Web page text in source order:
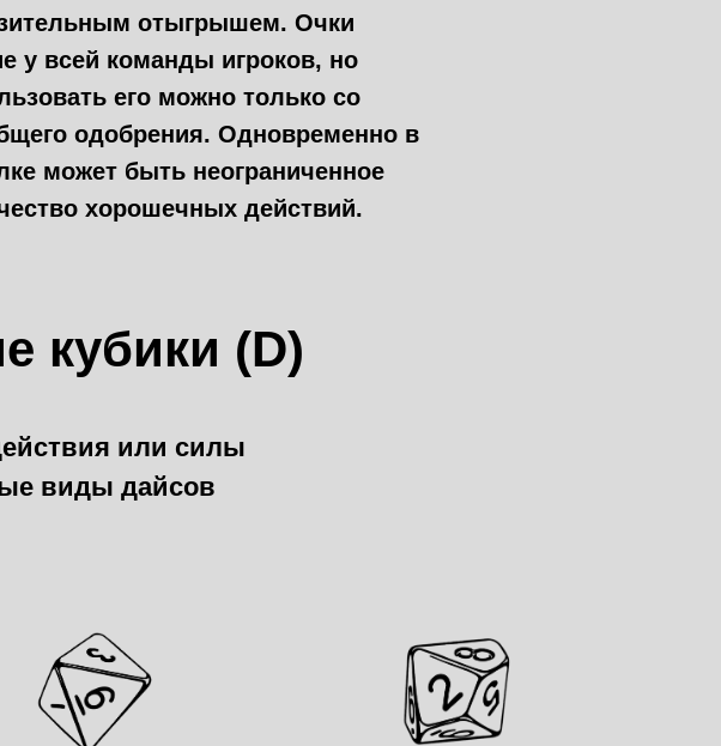
отыгрышем. Очки
у всей команды игроков, но
его можно только со
одобрения. Одновременно в
может быть неограниченное
хорошечных действий.
кубики (D)
или силы
виды дайсов